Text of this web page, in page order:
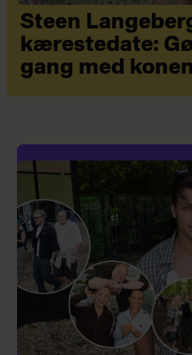
Steen
kærestedate:
gang med konen